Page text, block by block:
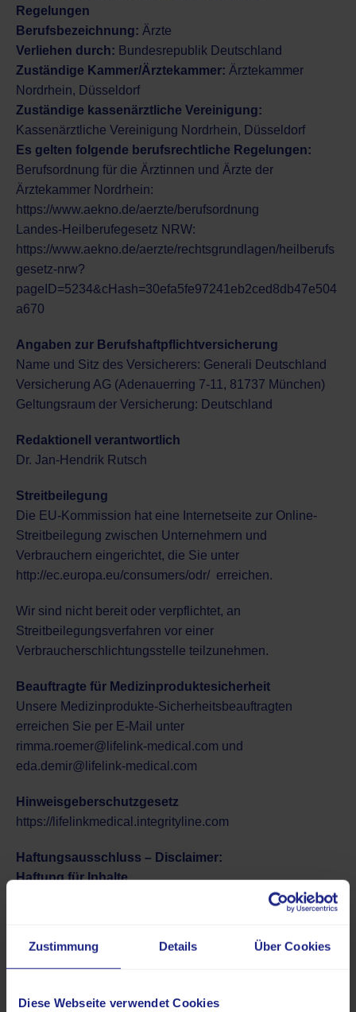
Zustimmung Details Über Cookies
Diese Webseite verwendet Cookies
Regelungen
Berufsbezeichnung: Ärzte
Verliehen durch: Bundesrepublik Deutschland
Zuständige Kammer/Ärztekammer: Ärztekammer
Nordrhein, Düsseldorf
Zuständige kassenärztliche Vereinigung:
Kassenärztliche Vereinigung Nordrhein, Düsseldorf
Es gelten folgende berufsrechtliche Regelungen:
Berufsordnung für die Ärztinnen und Ärzte der
Ärztekammer Nordrhein:
https://www.aekno.de/aerzte/berufsordnung
Landes-Heilberufegesetz NRW:
https://www.aekno.de/aerzte/rechtsgrundlagen/heilberufs
gesetz-nrw?
pageID=5234&cHash=30efa5fe97241eb2ced8db47e504
a670
Angaben zur Berufshaftpflichtversicherung
Name und Sitz des Versicherers: Generali Deutschland
Versicherung AG (Adenauerring 7-11, 81737 München)
Geltungsraum der Versicherung: Deutschland
Redaktionell verantwortlich
Dr. Jan-Hendrik Rutsch
Streitbeilegung
Die EU-Kommission hat eine Internetseite zur Online-
Streitbeilegung zwischen Unternehmern und
Verbrauchern eingerichtet, die Sie unter
http://ec.europa.eu/consumers/odr/ erreichen.
Wir sind nicht bereit oder verpflichtet, an
Streitbeilegungsverfahren vor einer
Verbraucherschlichtungsstelle teilzunehmen.
Beauftragte für Medizinproduktesicherheit
Unsere Medizinprodukte-Sicherheitsbeauftragten
erreichen Sie per E-Mail unter
rimma.roemer@lifelink-medical.com und
eda.demir@lifelink-medical.com
Hinweisgeberschutzgesetz
https://​life​linkmed​ical​.integrity​line​.com
Haftungsausschluss – Disclaimer:
Haftung für Inhalte
Alle Inhalte unseres Internetauftritts wurden mit größter
Sorgfalt und nach bestem Gewissen erstellt. Für die
Richtigkeit, Vollständigkeit und Aktualität der Inhalte
können wir jedoch keine Gewähr übernehmen. Als
Seiten nach den allgemeinen Gesetzen verantwortlich.